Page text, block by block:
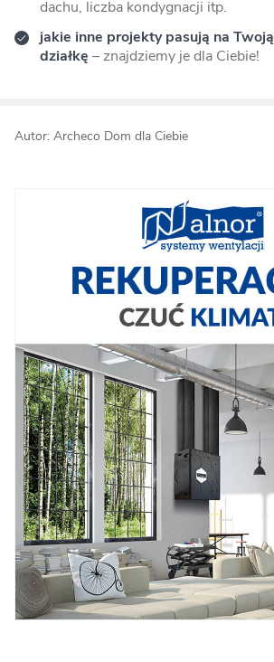
dachu, liczba kondygnacji itp.
jakie inne projekty pasują na Twoją
działkę – znajdziemy je dla Ciebie!
Autor: Archeco Dom dla Ciebie